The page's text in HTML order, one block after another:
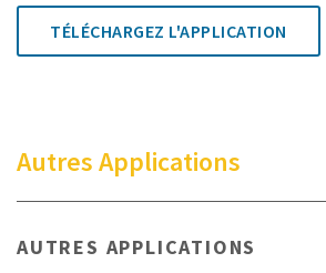
TÉLÉCHARGEZ L'APPLICATION
Autres Applications
AUTRES APPLICATIONS